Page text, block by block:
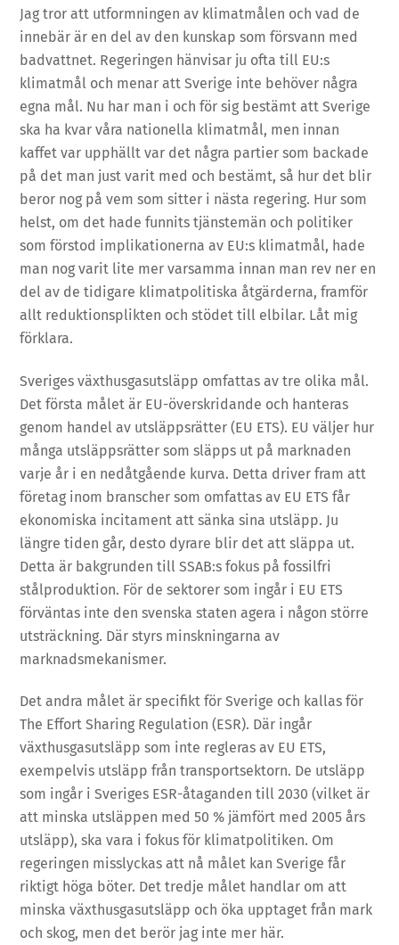
Jag tror att utformningen av klimatmålen och vad de
innebär är en del av den kunskap som försvann med
badvattnet. Regeringen hänvisar ju ofta till EU:s
klimatmål och menar att Sverige inte behöver några
egna mål. Nu har man i och för sig bestämt att Sverige
ska ha kvar våra nationella klimatmål, men innan
kaffet var upphällt var det några partier som backade
på det man just varit med och bestämt, så hur det blir
beror nog på vem som sitter i nästa regering. Hur som
helst, om det hade funnits tjänstemän och politiker
som förstod implikationerna av EU:s klimatmål, hade
man nog varit lite mer varsamma innan man rev ner en
del av de tidigare klimatpolitiska åtgärderna, framför
allt reduktionsplikten och stödet till elbilar. Låt mig
förklara.
Sveriges växthusgasutsläpp omfattas av tre olika mål.
Det första målet är EU-överskridande och hanteras
genom handel av utsläppsrätter (EU ETS). EU väljer hur
många utsläppsrätter som släpps ut på marknaden
varje år i en nedåtgående kurva. Detta driver fram att
företag inom branscher som omfattas av EU ETS får
ekonomiska incitament att sänka sina utsläpp. Ju
längre tiden går, desto dyrare blir det att släppa ut.
Detta är bakgrunden till SSAB:s fokus på fossilfri
stålproduktion. För de sektorer som ingår i EU ETS
förväntas inte den svenska staten agera i någon större
utsträckning. Där styrs minskningarna av
marknadsmekanismer.
Det andra målet är specifikt för Sverige och kallas för
The Effort Sharing Regulation (ESR). Där ingår
växthusgasutsläpp som inte regleras av EU ETS,
exempelvis utsläpp från transportsektorn. De utsläpp
som ingår i Sveriges ESR-åtaganden till 2030 (vilket är
att minska utsläppen med 50 % jämfört med 2005 års
utsläpp), ska vara i fokus för klimatpolitiken. Om
regeringen misslyckas att nå målet kan Sverige får
riktigt höga böter. Det tredje målet handlar om att
minska växthusgasutsläpp och öka upptaget från mark
och skog, men det berör jag inte mer här.